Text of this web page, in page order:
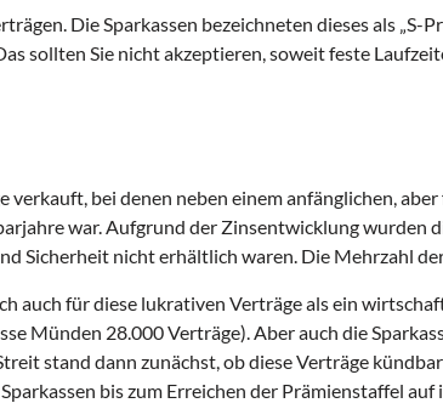
Die Sparkassen bezeichneten dieses als
sollten Sie nicht akzeptieren, soweit feste
verkauft, bei denen neben einem anfänglichen,
war. Aufgrund der Zinsentwicklung wurden
Sicherheit nicht erhältlich waren. Die Mehrzahl
auch für diese lukrativen Verträge als ein
Münden 28.000 Verträge). Aber auch die
stand dann zunächst, ob diese Verträge
bis zum Erreichen der Prämienstaffel